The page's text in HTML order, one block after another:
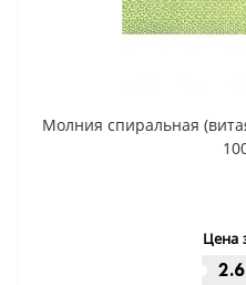
Молния спиральная
Цена